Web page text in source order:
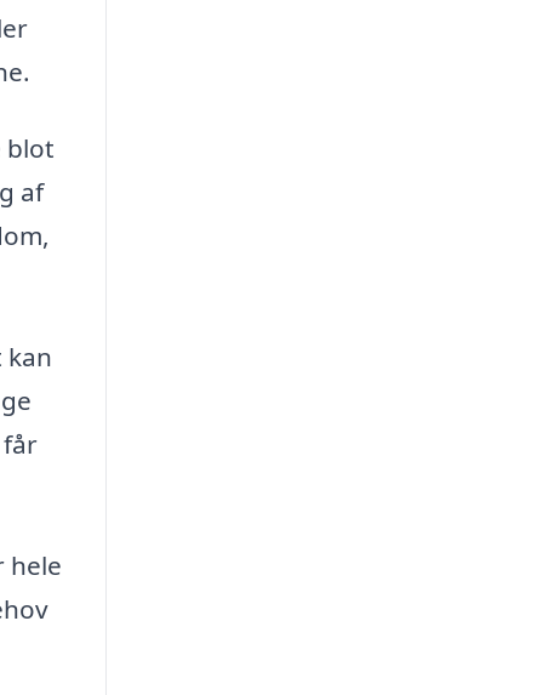
blot
af
kan
hele